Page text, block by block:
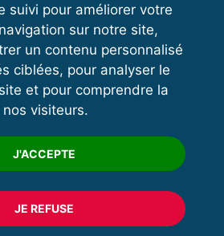
suivi pour améliorer votre
sur notre site,
un contenu personnalisé
ciblées, pour analyser le
et pour comprendre la
visiteurs.
J'ACCEPTE
JE REFUSE
VOS ESPACES
Espace dirigeant
Espace licencié
Trouver un club
Formation
Tous droits réservés